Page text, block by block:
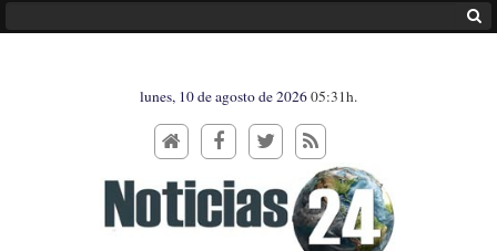
lunes, 10 de agosto de 202605:31h.